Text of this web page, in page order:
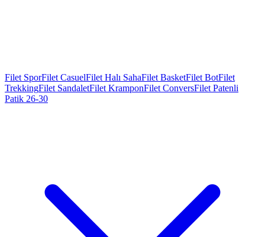
Filet SporFilet CasuelFilet Halı SahaFilet BasketFilet BotFilet
TrekkingFilet SandaletFilet KramponFilet ConversFilet Patenli
Patik 26-30